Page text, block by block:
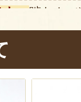
。噛むた
きました。
る棚田。
ながって